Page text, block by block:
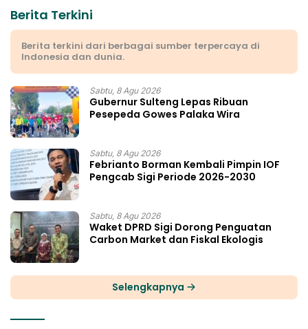
Berita Terkini
Berita terkini dari berbagai sumber terpercaya di
Indonesia dan dunia.
Sabtu, 8 Agu 2026
Gubernur Sulteng Lepas Ribuan
Pesepeda Gowes Palaka Wira
Sabtu, 8 Agu 2026
Febrianto Borman Kembali Pimpin IOF
Pengcab Sigi Periode 2026-2030
Sabtu, 8 Agu 2026
Waket DPRD Sigi Dorong Penguatan
Carbon Market dan Fiskal Ekologis
Selengkapnya